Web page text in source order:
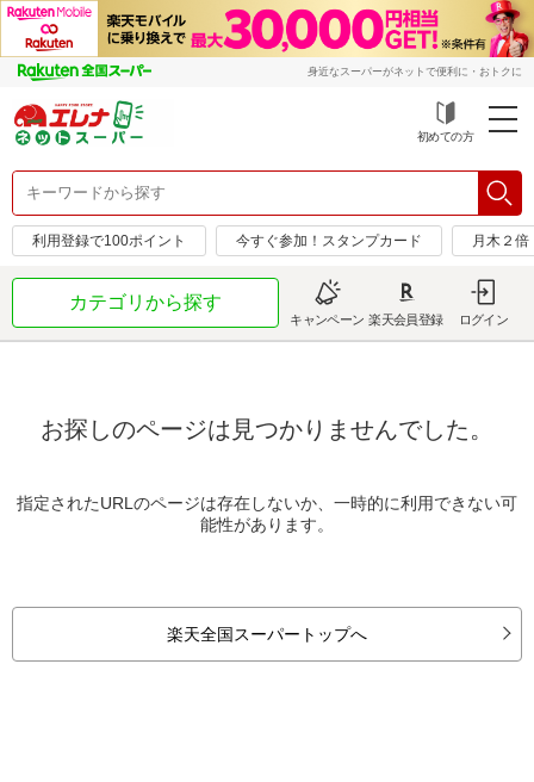
身近なスーパーがネットで便利に・おトクに
初めての方
利用登録で100ポイント 今すぐ参加！スタンプカード 月木２倍
カテゴリから探す
キャンペーン 楽天会員登録 ログイン
お探しのページは見つかりませんでした。
指定されたURLのページは存在しないか、一時的に利用できない可
能性があります。
楽天全国スーパートップへ